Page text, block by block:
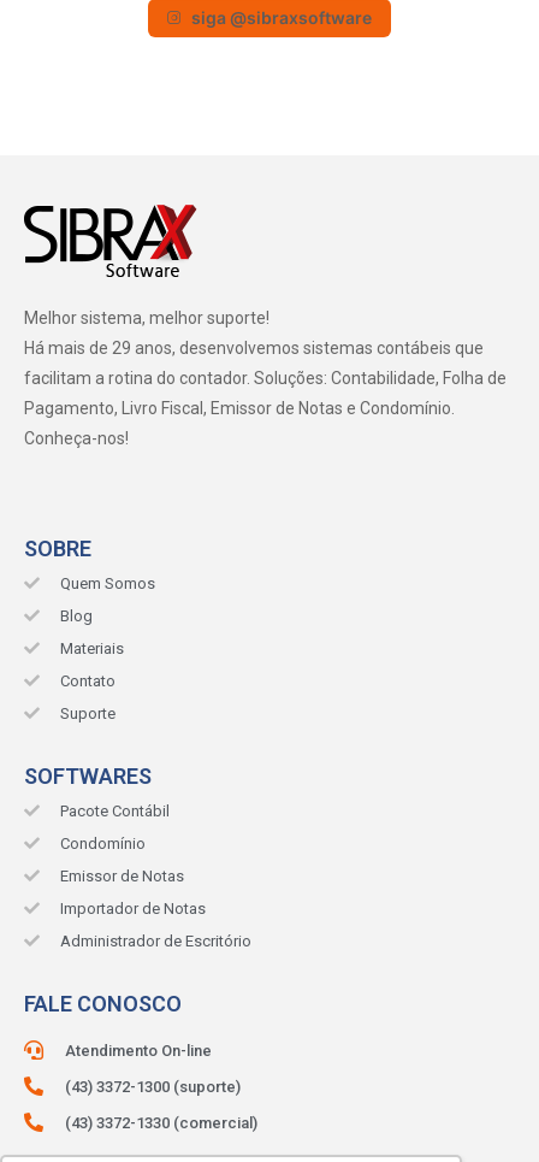
siga @sibraxsoftware
Melhor sistema, melhor suporte!
Há mais de 29 anos, desenvolvemos sistemas contábeis que
facilitam a rotina do contador. Soluções: Contabilidade, Folha de
Pagamento, Livro Fiscal, Emissor de Notas e Condomínio.
Conheça-nos!
SOBRE
Quem Somos
Blog
Materiais
Contato
Suporte
SOFTWARES
Pacote Contábil
Condomínio
Emissor de Notas
Importador de Notas
Administrador de Escritório
FALE CONOSCO
Atendimento On-line
(43) 3372-1300 (suporte)
(43) 3372-1330 (comercial)